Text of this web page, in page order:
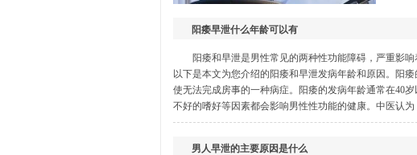
阳痿早泄什么年龄可以有
阳痿和早泄是男性常见的两种性功能障碍，严重影
以下是本文为您介绍的阳痿和早泄发病年龄和原因。阳
使无法完成房事的一种病症。阳痿的发病年龄通常在40
不好的嗜好等因素都会影响男性性功能的健康。中医认为
男人早泄的主要原因是什么